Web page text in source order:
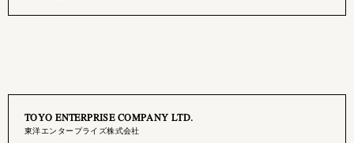
TOYO ENTERPRISE COMPANY LTD.
東洋エンタープライズ株式会社